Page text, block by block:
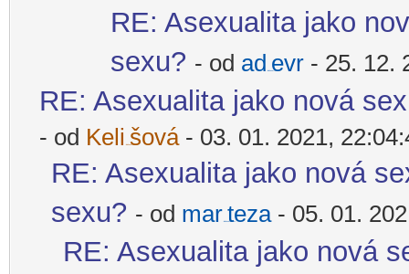
RE: Asexualita jako
sexu? - od ad -diskusni-forum-
evr - 25. 12.
RE: Asexualita jako nová
- od Keli -diskusni-forum-
šová- 03. 01. 2021,
RE: Asexualita jako nová
sexu? - od mar -diskusni-forum-
teza- 05. 01.
RE: Asexualita jako nová